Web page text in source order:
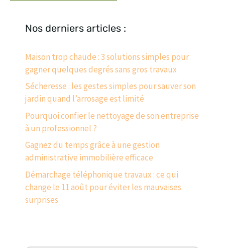
Nos derniers articles :
Maison trop chaude : 3 solutions simples pour
gagner quelques degrés sans gros travaux
Sécheresse : les gestes simples pour sauver son
jardin quand l’arrosage est limité
Pourquoi confier le nettoyage de son entreprise
à un professionnel ?
Gagnez du temps grâce à une gestion
administrative immobilière efficace
Démarchage téléphonique travaux : ce qui
change le 11 août pour éviter les mauvaises
surprises